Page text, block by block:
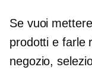
Se vuoi
prodotti e farle
negozio,